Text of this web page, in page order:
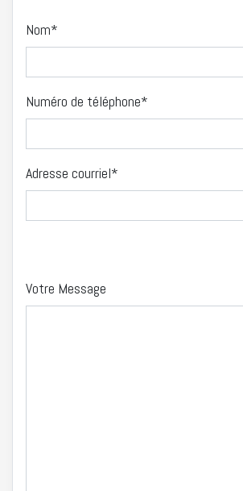
Nom*
Numéro de téléphone*
Adresse courriel*
Votre Message